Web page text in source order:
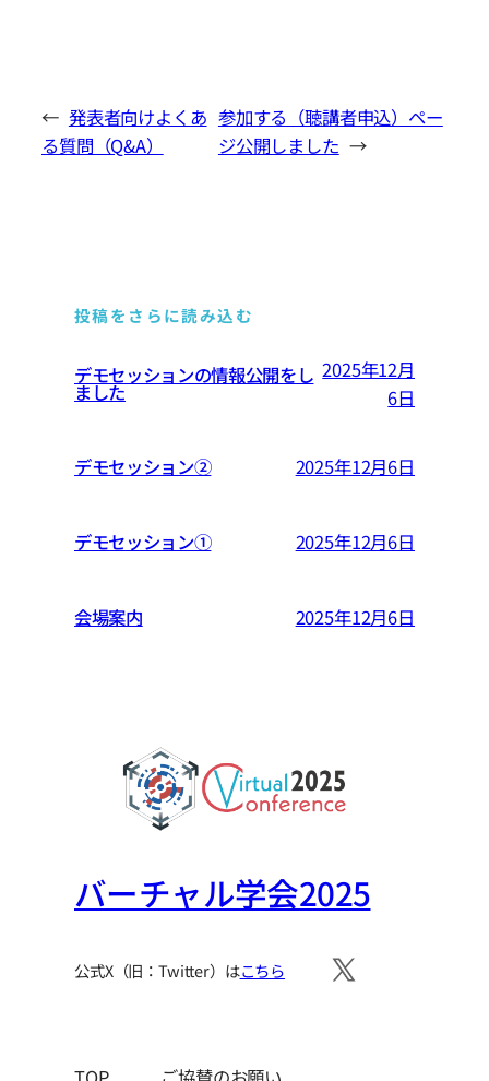
← 発表者向けよくあ
る質問（Q&A）
参加する（聴講者申込）ペー
ジ公開しました →
投稿をさらに読み込む
デモセッションの情報公開をし
ました
2025年12月
6日
デモセッション② 2025年12月6日
デモセッション① 2025年12月6日
会場案内 2025年12月6日
バーチャル学会2025
公式X（旧：Twitter）はこちら